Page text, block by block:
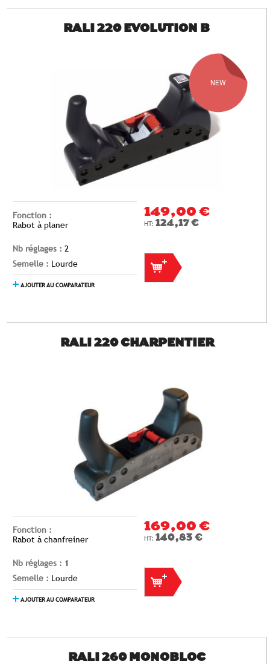
RALI 220 EVOLUTION B
NEW
Fonction :
Rabot à planer
Nb réglages : 2
Semelle : Lourde
AJOUTER AU COMPARATEUR
149,00 €
124,17 €
RALI 220 CHARPENTIER
Fonction :
Rabot à chanfreiner
Nb réglages : 1
Semelle : Lourde
AJOUTER AU COMPARATEUR
169,00 €
140,83 €
RALI 260 MONOBLOC